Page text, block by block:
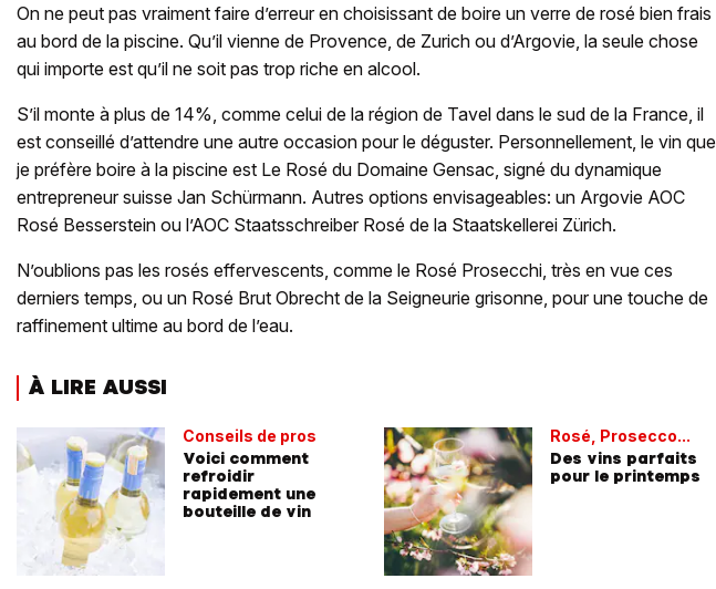
On ne peut pas vraiment faire d’erreur en choisissant de boire un verre de rosé bien frais
au bord de la piscine. Qu’il vienne de Provence, de Zurich ou d’Argovie, la seule chose
qui importe est qu’il ne soit pas trop riche en alcool.
S’il monte à plus de 14%, comme celui de la région de Tavel dans le sud de la France, il
est conseillé d’attendre une autre occasion pour le déguster. Personnellement, le vin que
je préfère boire à la piscine est Le Rosé du Domaine Gensac, signé du dynamique
entrepreneur suisse Jan Schürmann. Autres options envisageables: un Argovie AOC
Rosé Besserstein ou l’AOC Staatsschreiber Rosé de la Staatskellerei Zürich.
N’oublions pas les rosés effervescents, comme le Rosé Prosecchi, très en vue ces
derniers temps, ou un Rosé Brut Obrecht de la Seigneurie grisonne, pour une touche de
raffinement ultime au bord de l’eau.
À LIRE AUSSI
Conseils de pros
Voici comment
refroidir
rapidement une
bouteille de vin
Rosé, Prosecco...
Des vins parfaits
pour le printemps